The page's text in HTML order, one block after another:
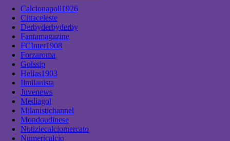
Calcionapoli1926
Cittaceleste
Derbyderbyderby
Fantamagazine
FCInter1908
Forzaroma
Golssip
Hellas1903
Ilmilanista
Juvenews
Mediagol
Milanistichannel
Mondoudinese
Notiziecalciomercato
Numericalcio